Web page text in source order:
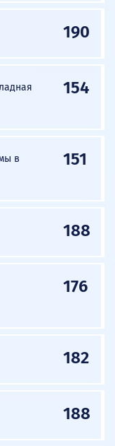
190
154
в
151
188
176
182
188